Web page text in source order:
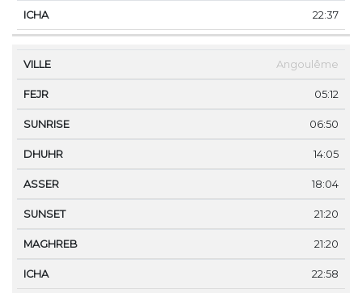
22:37
Angoulême
05:12
06:50
14:05
18:04
21:20
21:20
22:58